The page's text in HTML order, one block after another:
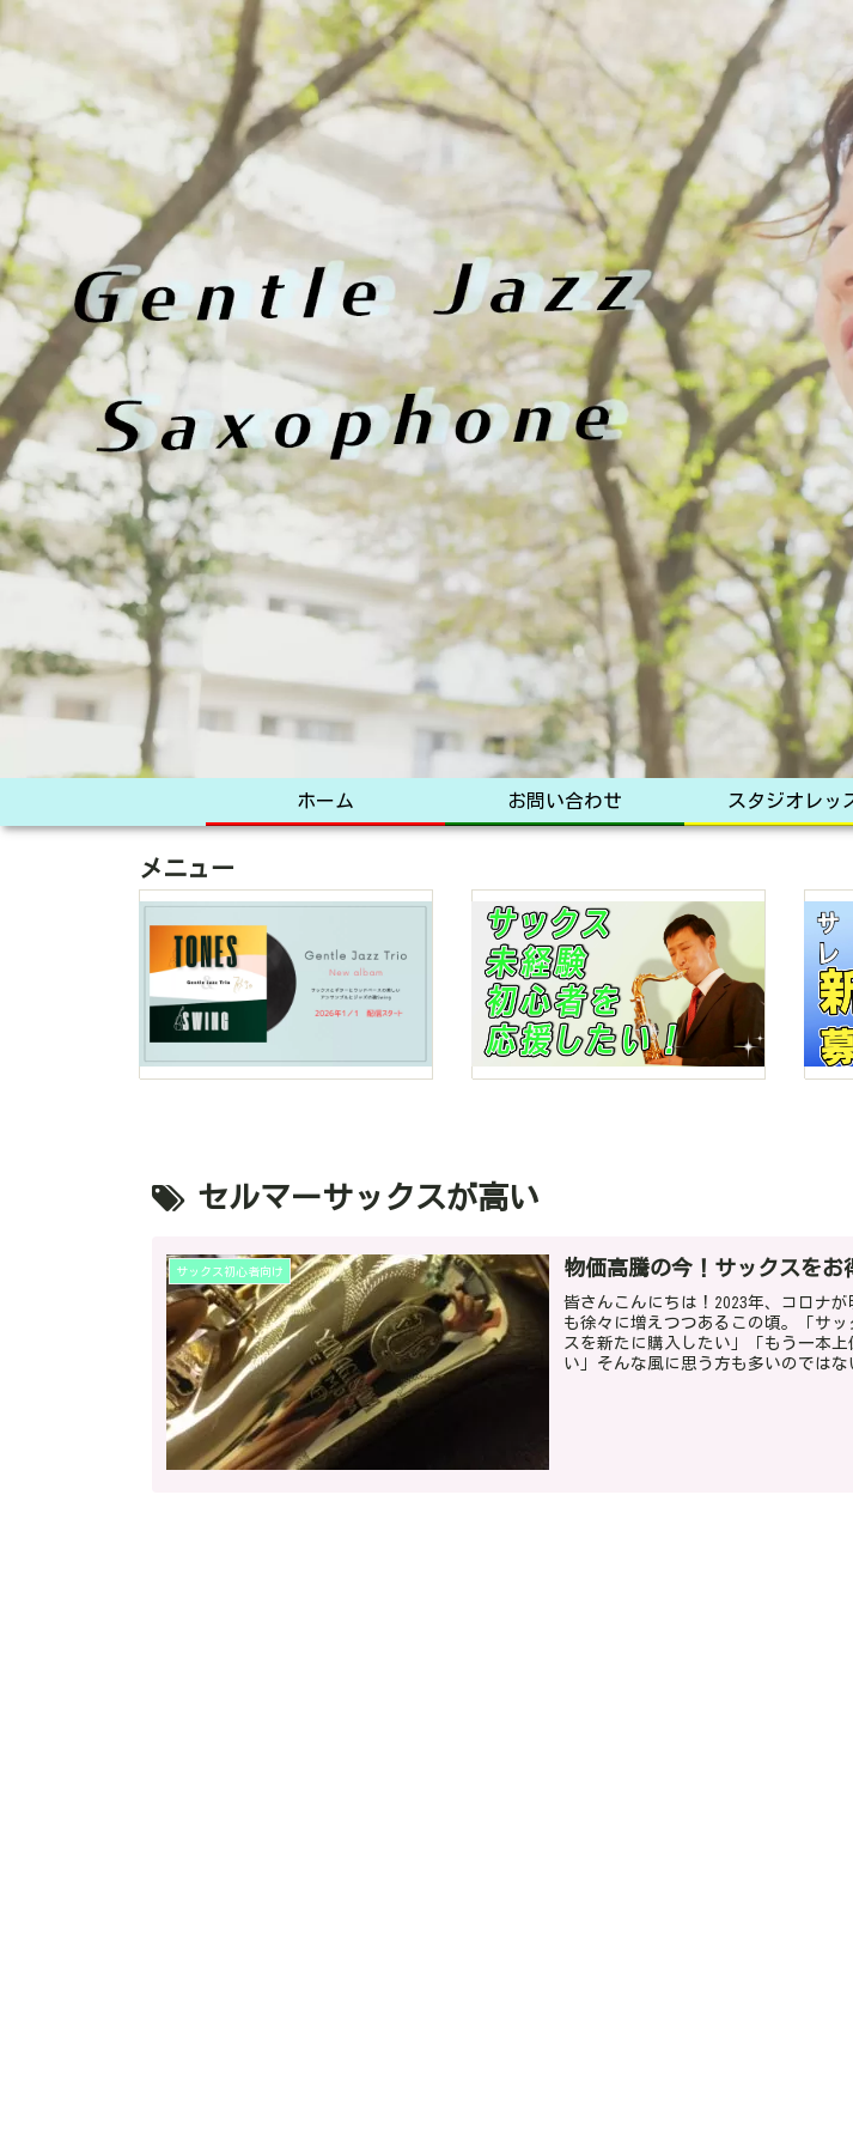
ホーム お問い合わせ スタジオレッ
メニュー
セルマーサックスが高い
サックス初心者向け 物価高騰の今！サックスをお
皆さんこんにちは！2023年、コロナ
も徐々に増えつつあるこの頃。「サ
スを新たに購入したい」「もう一本
い」そんな風に思う方も多いのでは